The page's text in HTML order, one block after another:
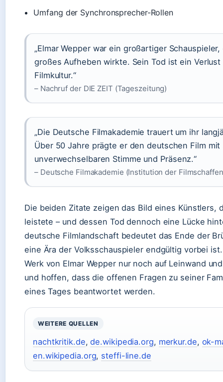
Umfang der Synchronsprecher-Rollen
„Elmar Wepper war ein großartiger
großes Aufheben wirkte. Sein Tod ist ein
Filmkultur.“
– Nachruf der DIE ZEIT (Tageszeitung)
„Die Deutsche Filmakademie trauert um ihr
Über 50 Jahre prägte er den deutschen Film mit
unverwechselbaren Stimme und Präsenz.“
– Deutsche Filmakademie (Institution der
Die beiden Zitate zeigen das Bild eines Künstlers,
leistete – und dessen Tod dennoch eine Lücke
deutsche Filmlandschaft bedeutet das Ende der
eine Ära der Volksschauspieler endgültig vorbei
Werk von Elmar Wepper nur noch auf Leinwand
und hoffen, dass die offenen Fragen zu seiner
eines Tages beantwortet werden.
WEITERE QUELLEN
nachtkritik.de,de.wikipedia.org, merkur.de, ok-
en.wikipedia.org, steffi-line.de